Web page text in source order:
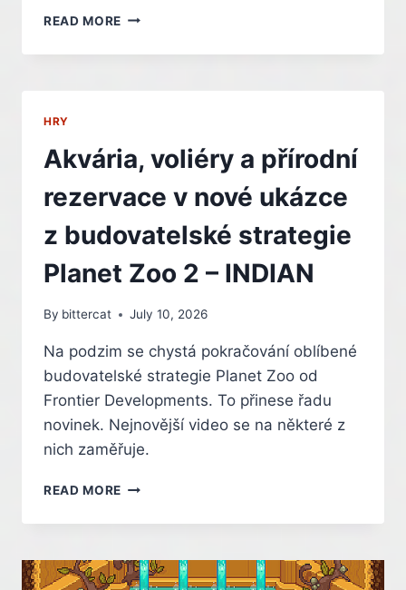
READ MORE AMD
STAROU
DO
LEVNÝCH
HRY
Akvária, voliéry a přírodní
rezervace v nové ukázce
z budovatelské strategie
Planet Zoo 2 – INDIAN
By bittercat July 10, 2026
Na podzim se chystá pokračování oblíbené
budovatelské strategie Planet Zoo od
Frontier Developments. To přinese řadu
novinek. Nejnovější video se na některé z
nich zaměřuje.
READ MORE AKVÁRIA,
A
REZERVACE
V